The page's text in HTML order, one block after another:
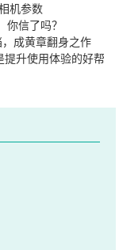
机参数
你信了吗？
成黄章翻身之作
升使用体验的好帮